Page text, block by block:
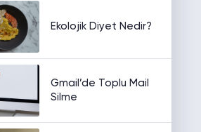
Ekolojik Diyet Nedir?
Gmail’de Toplu Mail
Silme